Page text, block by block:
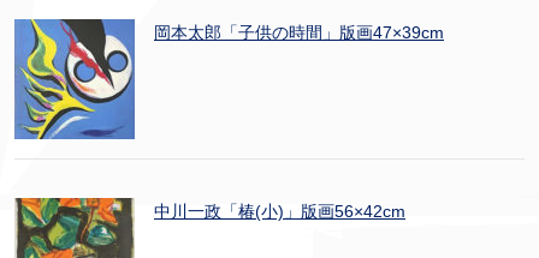
岡本太郎「子供の時間」版画47×39cm
中川一政「椿(小)」版画56×42cm